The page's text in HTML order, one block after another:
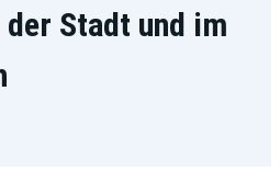
Stadt und im